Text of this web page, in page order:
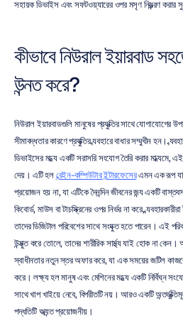
সহায়ক ডিভাইস এবং সফটওয়্যারের ওপর মসৃণ নিয়ন্ত্রণ করার
কীভাবে নিউরাল ইয়ারবাড
উন্নত করে?
নিউরাল ইয়ারবাডগুলি মানুষের প্রযুক্তির সাথে যোগাযোগের
সীমাবদ্ধতার কারণে প্রযুক্তির ব্যবহারে বাধার সম্মুখীন হন।
ডিভাইসের মধ্যে একটি সরাসরি সংযোগ তৈরি করার মাধ্যমে,
দেয়। এটি হল ব্রেইন-কম্পিউটার ইন্টারফেসের এমন এক রূপ যার
প্রয়োজন হয় না, যা এটিকে দৈনন্দিন জীবনের জন্য একটি
কিবোর্ড, মাউস বা টাচস্ক্রিনের ওপর নির্ভর না করে,
তাদের ডিজিটাল পরিবেশের সাথে সংযুক্ত হতে পারেন। এই
উন্মুক্ত করে তোলে, তাদের শারীরিক সামর্থ্য যাই হোক না কেন।
স্বাধীনতার নতুন স্তর অফার করে, যা এক সময়ের জটিল কাজকে
করে। লক্ষ্য হল মানুষ এবং মেশিনের মধ্যে একটি নির্বিঘ্ন
সাথে খাপ খাইয়ে নেবে, বিপরীতটি নয়। আরও একটি
পদ্ধতিটি অত্যন্ত প্রয়োজনীয়।